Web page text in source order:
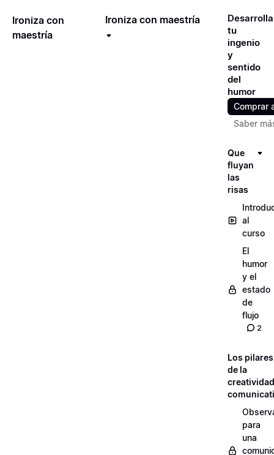
Ironiza con
maestría
Ironiza con maestría
Desarrolla
tu
ingenio
y
sentido
del
humor
Comprar
Saber
Que
fluyan
las
risas
al
curso
El
humor
y el
estado
de
flujo
2
Los pilares
de la
creatividad
para
una